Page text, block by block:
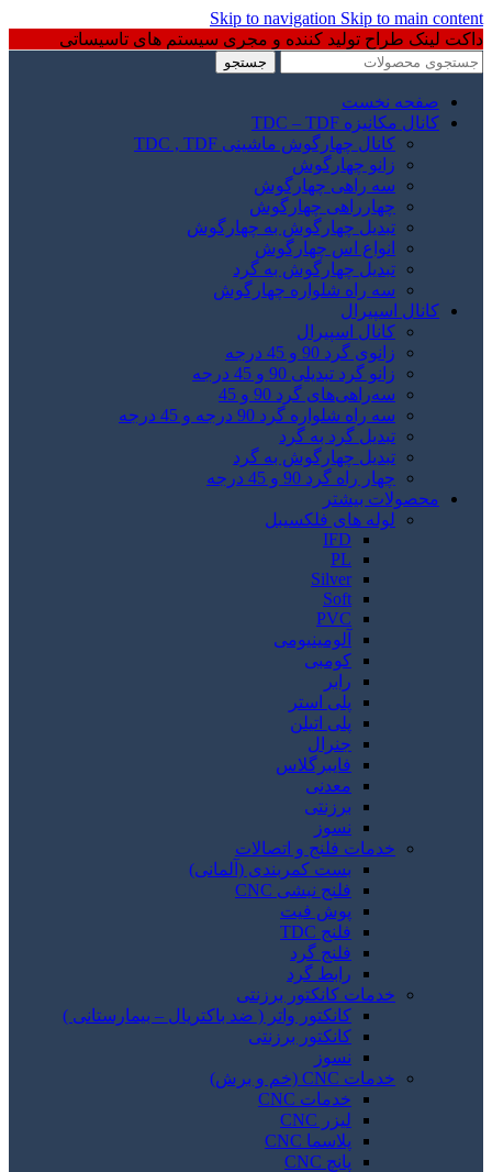
Skip to navigation Skip to main content
داکت لینک طراح تولید کننده و مجری سیستم های تاسیساتی
جستجو
صفحه نخست
کانال مکانیزه TDC – TDF
کانال چهارگوش ماشینی TDC , TDF
زانو چهارگوش
سه راهی چهارگوش
چهارراهی چهارگوش
تبدیل چهارگوش به چهارگوش
انواع اس چهارگوش
تبدیل چهارگوش به گرد
سه راه شلواره چهارگوش
کانال اسپیرال
کانال اسپیرال
زانوی گرد 90 و 45 درجه
زانو گرد تبدیلی 90 و 45 درجه
سه‌راهی‌های گرد 90 و 45
سه راه شلواره گرد 90 درجه و 45 درجه
تبدیل گرد به گرد
تبدیل چهارگوش به گرد
چهار راه گرد 90 و 45 درجه
محصولات بیشتر
لوله های فلکسیبل
IFD
PL
Silver
Soft
PVC
آلومینیومی
کومبی
رابر
پلی استر
پلی اتیلن
جنرال
فایبرگلاس
معدنی
برزنتی
نسوز
خدمات فلنج و اتصالات
بست کمربندی (آلمانی)
فلنج نبشی CNC
پوش فیت
فلنج TDC
فلنج گرد
رابط گرد
خدمات کانکتور برزنتی
کانکتور واتر ( ضد باکتریال – بیمارستانی )
کانکتور برزنتی
نسوز
خدمات CNC (خم و برش)
خدمات CNC
لیزر CNC
پلاسما CNC
پانچ CNC